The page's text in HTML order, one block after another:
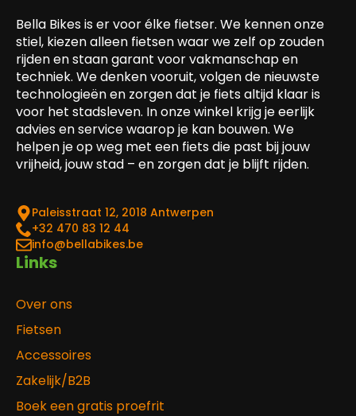
Bella Bikes is er voor élke fietser. We kennen onze
stiel, kiezen alleen fietsen waar we zelf op zouden
rijden en staan garant voor vakmanschap en
techniek. We denken vooruit, volgen de nieuwste
technologieën en zorgen dat je fiets altijd klaar is
voor het stadsleven. In onze winkel krijg je eerlijk
advies en service waarop je kan bouwen. We
helpen je op weg met een fiets die past bij jouw
vrijheid, jouw stad – en zorgen dat je blijft rijden.
Paleisstraat 12, 2018 Antwerpen
‎+32 470 83 12 44
info@bellabikes.be
Links
Over ons
Fietsen
Accessoires
Zakelijk/B2B
Boek een gratis proefrit